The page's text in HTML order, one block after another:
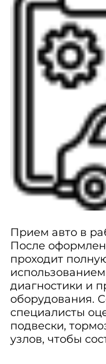
Прием авто в
После
проходит
диагностики и
оборудования.
специалисты
подвески,
узлов, чтобы